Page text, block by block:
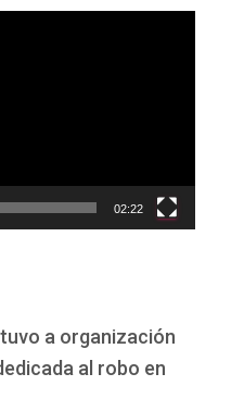
02:22
a organización
al robo en